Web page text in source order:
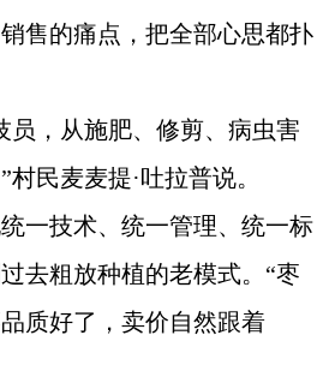
售的痛点，把全部心思都扑
员，从施肥、修剪、病虫害
民麦麦提·吐拉普说。
一技术、统一管理、统一标
去粗放种植的老模式。“枣
质好了，卖价自然跟着